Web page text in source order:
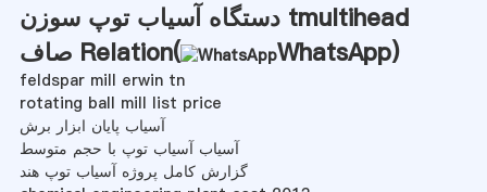
دستگاه آسیاب توپ سوزن tmultihead
صاف Relation(
WhatsApp)
feldspar mill erwin tn
rotating ball mill list price
آسیاب پایان ابزار برش
آسیاب آسیاب توپ با حجم متوسط
گزارش کامل پروژه آسیاب توپ هند